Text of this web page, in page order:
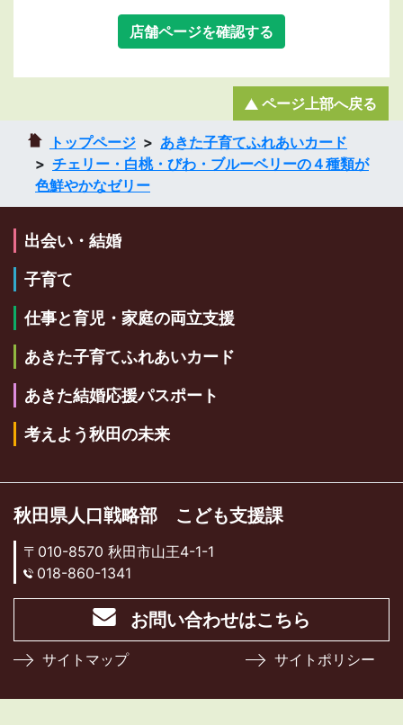
店舗ページを確認する
トップページ
あきた子育てふれあいカード
チェリー・白桃・びわ・ブルーベリーの４種類が
色鮮やかなゼリー
ページ上部へ戻る
出会い・結婚
子育て
仕事と育児・家庭の両立支援
あきた子育てふれあいカード
あきた結婚応援パスポート
考えよう秋田の未来
秋田県人口戦略部 こども支援課
〒010-8570 秋田市山王4-1-1
018-860-1341
お問い合わせはこちら
サイトマップ サイトポリシー